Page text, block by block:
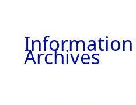
Information
Archives